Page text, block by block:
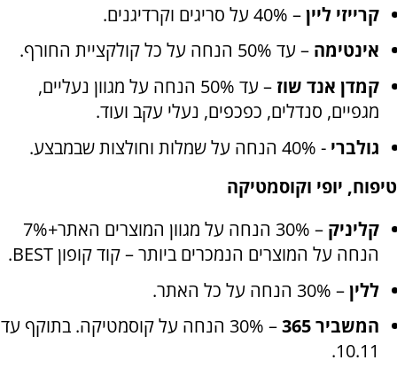
קרייזי ליין– 40% על סריגים וקרדיגנים.
אינטימה – עד 50% הנחה על כל קולקציית החורף.
קמדן אנד שוז
– עד 50% הנחה על מגוון נעליים,
מגפיים, סנדלים, כפכפים, נעלי עקב ועוד.
גולברי - 40% הנחה על שמלות וחולצות שבמבצע
.
טיפוח, יופי וקוסמטיקה
קליניק
– 30% הנחה על מגוון המוצרים האתר+7%
הנחה על המוצרים הנמכרים ביותר – קוד קופון
ללין– 30% הנחה על כל האתר
.
המשביר 365
– 30% הנחה על קוסמטיקה. בתוקף עד
10.11
.